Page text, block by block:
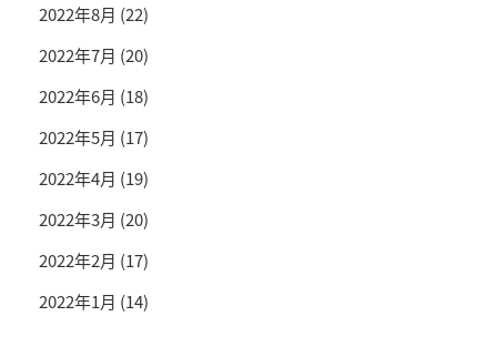
2022年8月 (22)
2022年7月 (20)
2022年6月 (18)
2022年5月 (17)
2022年4月 (19)
2022年3月 (20)
2022年2月 (17)
2022年1月 (14)